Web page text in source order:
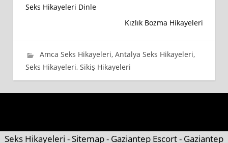
Yazı
Seks Hikayeleri Dinle
Kızlık Bozma Hikayeleri
9 Eylül 2020
wpadmin_745cb4
Amca Seks Hikayeleri, Antalya Seks Hikayeleri,
Seks Hikayeleri, Sikiş Hikayeleri
Seks Hikayeleri -Sitemap- Gaziantep Escort- Gaziantep